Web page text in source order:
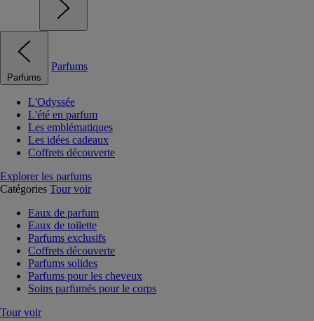
Parfums
Parfums
L'Odyssée
L'été en parfum
Les emblématiques
Les idées cadeaux
Coffrets découverte
Explorer les parfums
Catégories Tour voir
Eaux de parfum
Eaux de toilette
Parfums exclusifs
Coffrets découverte
Parfums solides
Parfums pour les cheveux
Soins parfumés pour le corps
Tour voir